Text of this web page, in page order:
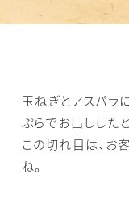
玉ねぎとアスパラ
ぷらでお出しした
この切れ目は、お
ね。